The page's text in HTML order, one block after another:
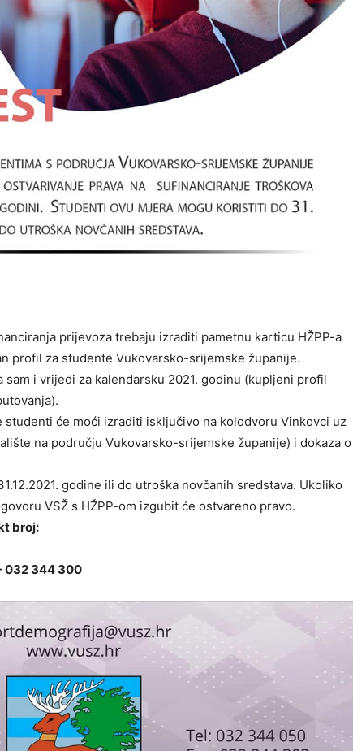
prijevoza trebaju izraditi pametnu karticu HŽPP-a
profil za studente Vukovarsko-srijemske županije.
i vrijedi za kalendarsku 2021. godinu (kupljeni profil
će moći izraditi isključivo na kolodvoru Vinkovci uz
na području Vukovarsko-srijemske županije) i dokaza o
godine ili do utroška novčanih sredstava. Ukoliko
VSŽ s HŽPP-om izgubit će ostvareno pravo.
broj:
032 344 300